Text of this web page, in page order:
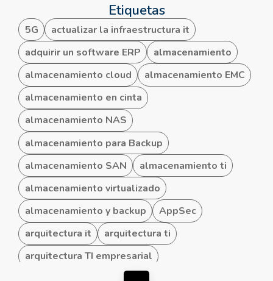
Etiquetas
5G
actualizar la infraestructura it
adquirir un software ERP
almacenamiento
almacenamiento cloud
almacenamiento EMC
almacenamiento en cinta
almacenamiento NAS
almacenamiento para Backup
almacenamiento SAN
almacenamiento ti
almacenamiento virtualizado
almacenamiento y backup
AppSec
arquitectura it
arquitectura ti
arquitectura TI empresarial